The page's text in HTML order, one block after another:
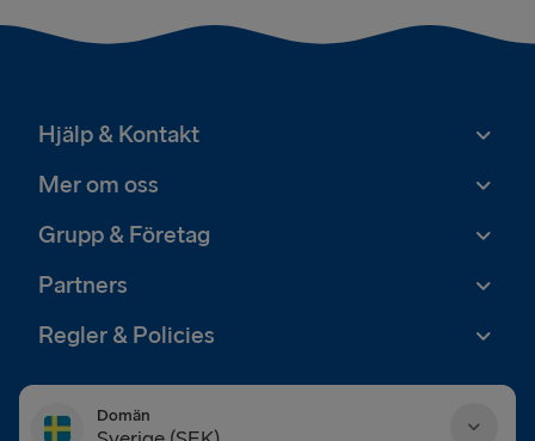
Hjälp & Kontakt
Mer om oss
Grupp & Företag
Partners
Regler & Policies
Domän